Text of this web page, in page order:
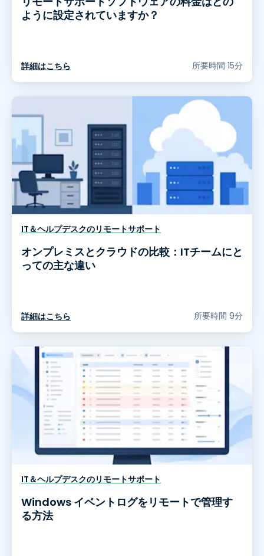
ように設定されていますか？
詳細はこちら 所要時間 15分
IT＆ヘルプデスクのリモートサポート
オンプレミスとクラウドの比較：ITチームにと
っての主な違い
詳細はこちら 所要時間 9分
IT＆ヘルプデスクのリモートサポート
Windows イベントログをリモートで管理す
る方法